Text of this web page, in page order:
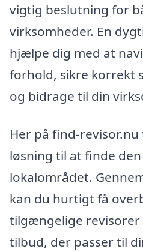
vigtig beslutning for
virksomheder. En
hjælpe dig med at
forhold, sikre korrekt
og bidrage til din
Her på find-
løsning til at finde
lokalområdet.
kan du hurtigt få
tilgængelige
tilbud, der passer til